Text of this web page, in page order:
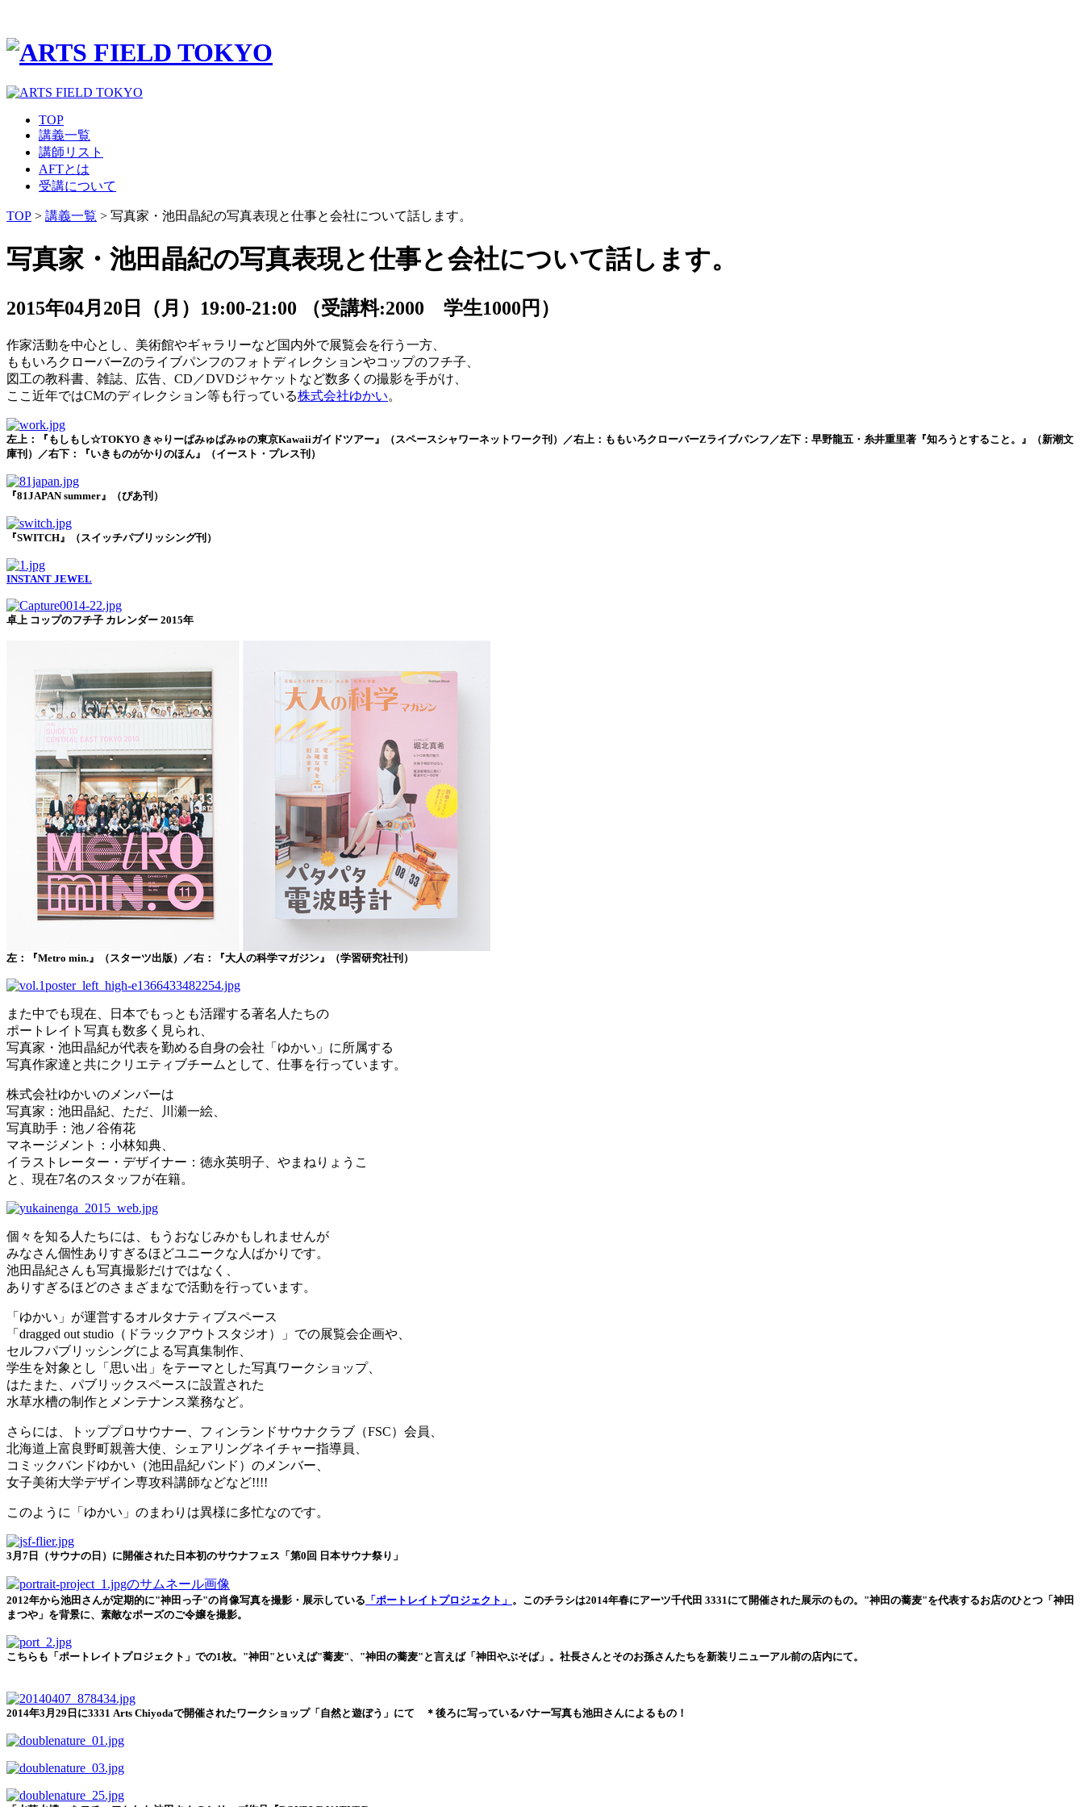
TOP
講義一覧
講師リスト
AFTとは
受講について
TOP > 講義一覧 > 写真家・池田晶紀の写真表現と仕事と会社について話します。
写真家・池田晶紀の写真表現と仕事と会社について話します。
2015年04月20日（月）19:00-21:00 （受講料:2000 学生1000円）
作家活動を中心とし、美術館やギャラリーなど国内外で展覧会を行う一方、
ももいろクローバーZのライブパンフのフォトディレクションやコップのフチ子、
図工の教科書、雑誌、広告、CD／DVDジャケットなど数多くの撮影を手がけ、
ここ近年ではCMのディレクション等も行っている株式会社ゆかい。
左上：『もしもし☆TOKYO きゃりーぱみゅぱみゅの東京Kawaiiガイドツアー』（スペースシャワーネットワーク刊）／右上：ももいろクローバーZライブパンフ／左下：早野龍五・糸井重里著『知ろうとすること。』（新潮文
庫刊）／右下：『いきものがかりのほん』（イースト・プレス刊）
『81JAPAN summer』（ぴあ刊）
『SWITCH』（スイッチパブリッシング刊）
INSTANT JEWEL
卓上 コップのフチ子 カレンダー 2015年
左：『Metro min.』（スターツ出版）／右：『大人の科学マガジン』（学習研究社刊）
また中でも現在、日本でもっとも活躍する著名人たちの
ポートレイト写真も数多く見られ、
写真家・池田晶紀が代表を勤める自身の会社「ゆかい」に所属する
写真作家達と共にクリエティブチームとして、仕事を行っています。
株式会社ゆかいのメンバーは
写真家：池田晶紀、ただ、川瀬一絵、
写真助手：池ノ谷侑花
マネージメント：小林知典、
イラストレーター・デザイナー：徳永英明子、やまねりょうこ
と、現在7名のスタッフが在籍。
個々を知る人たちには、もうおなじみかもしれませんが
みなさん個性ありすぎるほどユニークな人ばかりです。
池田晶紀さんも写真撮影だけではなく、
ありすぎるほどのさまざまなで活動を行っています。
「ゆかい」が運営するオルタナティブスペース
「dragged out studio（ドラックアウトスタジオ）」での展覧会企画や、
セルフパブリッシングによる写真集制作、
学生を対象とし「思い出」をテーマとした写真ワークショップ、
はたまた、パブリックスペースに設置された
水草水槽の制作とメンテナンス業務など。
さらには、トッププロサウナー、フィンランドサウナクラブ（FSC）会員、
北海道上富良野町親善大使、シェアリングネイチャー指導員、
コミックバンドゆかい（池田晶紀バンド）のメンバー、
女子美術大学デザイン専攻科講師などなど!!!!
このように「ゆかい」のまわりは異様に多忙なのです。
3月7日（サウナの日）に開催された日本初のサウナフェス「第0回 日本サウナ祭り」
2012年から池田さんが定期的に"神田っ子"の肖像写真を撮影・展示している 「ポートレイトプロジェクト」 。このチラシは2014年春にアーツ千代田 3331にて開催された展示のもの。"神田の蕎麦"を代表するお店のひとつ「神田
まつや」を背景に、素敵なポーズのご令嬢を撮影。
こちらも「ポートレイトプロジェクト」での1枚。"神田"といえば"蕎麦"、"神田の蕎麦"と言えば「神田やぶそば」。社長さんとそのお孫さんたちを新装リニューアル前の店内にて。
2014年3月29日に3331 Arts Chiyodaで開催されたワークショップ「自然と遊ぼう」にて ＊後ろに写っているバナー写真も池田さんによるもの！